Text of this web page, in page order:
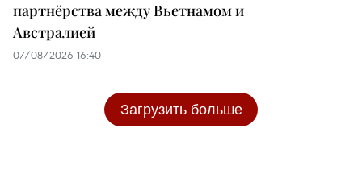
партнёрства между Вьетнамом и
Австралией
07/08/2026 16:40
Загрузить больше